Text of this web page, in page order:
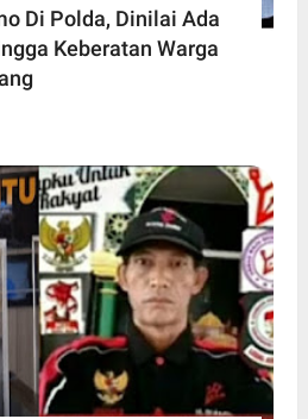
Di Polda, Dinilai Ada
Keberatan Warga